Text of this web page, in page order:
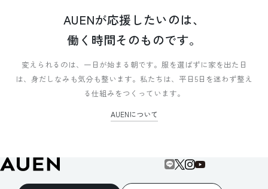
AUENが応援したいのは、
働く時間そのものです。
変えられるのは、一日が始まる朝です。 服を選ばずに家を出た日
は、身だしなみも気分も整います。 私たちは、平日5日を迷わず整え
る仕組みをつくっています。
AUENについて